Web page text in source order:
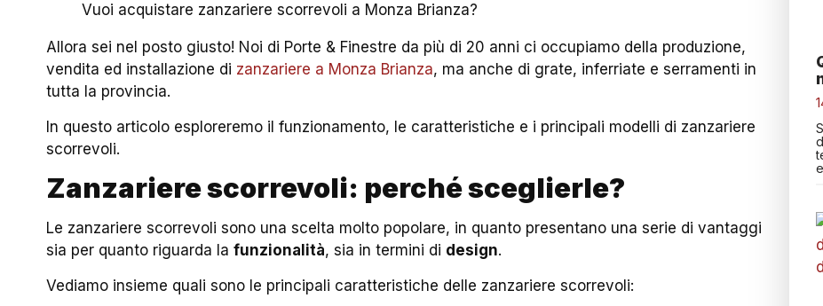
Vuoi acquistare zanzariere scorrevoli a Monza Brianza?
Allora sei nel posto giusto! Noi di Porte & Finestre da più di 20 anni ci occupiamo della produzione,
vendita ed installazione di zanzariere a Monza Brianza, ma anche di grate, inferriate e serramenti in
tutta la provincia.
In questo articolo esploreremo il funzionamento, le caratteristiche e i principali modelli di zanzariere
scorrevoli.
Zanzariere scorrevoli: perché sceglierle?
Le zanzariere scorrevoli sono una scelta molto popolare, in quanto presentano una serie di vantaggi
sia per quanto riguarda lafunzionalità, sia in termini di design.
Vediamo insieme quali sono le principali caratteristiche delle zanzariere scorrevoli: